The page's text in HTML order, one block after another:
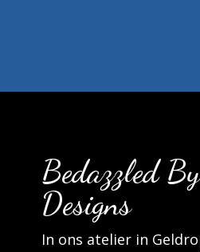
Bedazzled
Designs
In ons atelier in